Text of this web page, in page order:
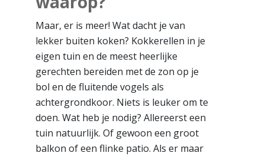
Maar, er is meer! Wat dacht je van
lekker buiten koken? Kokkerellen in je
eigen tuin en de meest heerlijke
gerechten bereiden met de zon op je
bol en de fluitende vogels als
achtergrondkoor. Niets is leuker om te
doen. Wat heb je nodig? Allereerst een
tuin natuurlijk. Of gewoon een groot
balkon of een flinke patio. Als er maar